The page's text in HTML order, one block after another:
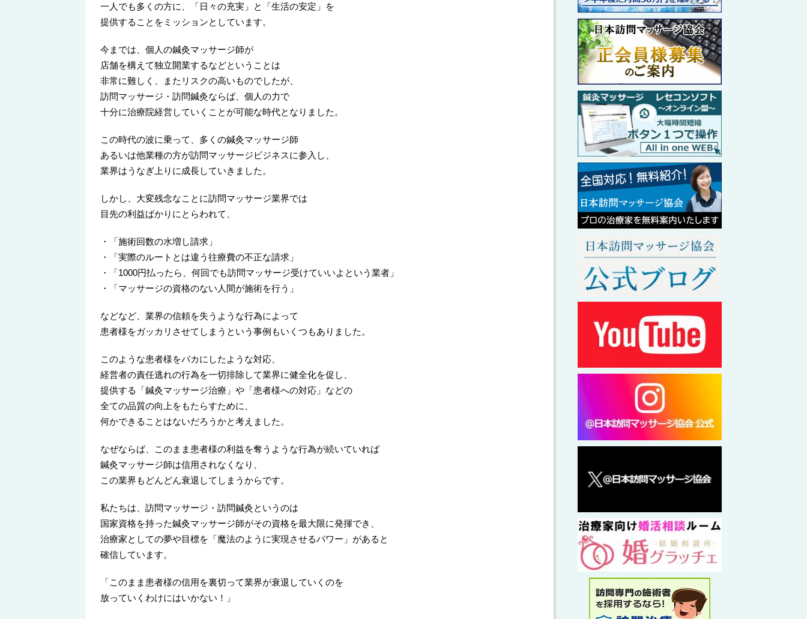
一人でも多くの方に、「日々の充実」と「生活の安定」を
提供することをミッションとしています。
今までは、個人の鍼灸マッサージ師が
店舗を構えて独立開業するなどということは
非常に難しく、またリスクの高いものでしたが、
訪問マッサージ・訪問鍼灸ならば、個人の力で
十分に治療院経営していくことが可能な時代となりました。
この時代の波に乗って、多くの鍼灸マッサージ師
あるいは他業種の方が訪問マッサージビジネスに参入し、
業界はうなぎ上りに成長していきました。
しかし、大変残念なことに訪問マッサージ業界では
目先の利益ばかりにとらわれて、
・「施術回数の水増し請求」
・「実際のルートとは違う往療費の不正な請求」
・「1000円払ったら、何回でも訪問マッサージ受けていいよという業者」
・「マッサージの資格のない人間が施術を行う」
などなど、業界の信頼を失うような行為によって
患者様をガッカリさせてしまうという事例もいくつもありました。
このような患者様をバカにしたような対応、
経営者の責任逃れの行為を一切排除して業界に健全化を促し、
提供する「鍼灸マッサージ治療」や「患者様への対応」などの
全ての品質の向上をもたらすために、
何かできることはないだろうかと考えました。
なぜならば、このまま患者様の利益を奪うような行為が続いていれば
鍼灸マッサージ師は信用されなくなり、
この業界もどんどん衰退してしまうからです。
私たちは、訪問マッサージ・訪問鍼灸というのは
国家資格を持った鍼灸マッサージ師がその資格を最大限に発揮でき、
治療家としての夢や目標を「魔法のように実現させるパワー」があると
確信しています。
「このまま患者様の信用を裏切って業界が衰退していくのを
放っていくわけにはいかない！」